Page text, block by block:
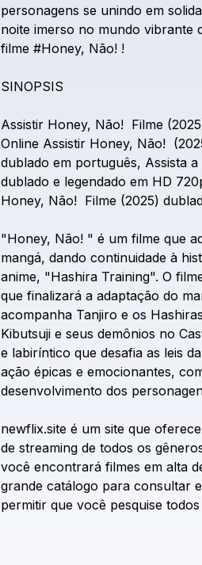
personagens se unindo em
noite imerso no mundo vibrante
filme #Honey, Não! !
SINOPSIS
Assistir Honey, Não! Filme
Online Assistir Honey, Não!
dublado em português, Assista a
dublado e legendado em HD
Honey, Não! Filme (2025)
"Honey, Não! " é um filme que
mangá, dando continuidade à
anime, "Hashira Training". O
que finalizará a adaptação do
acompanha Tanjiro e os Hashiras
Kibutsuji e seus demônios no
e labiríntico que desafia as leis da
ação épicas e emocionantes,
desenvolvimento dos
newflix.site é um site que oferece
de streaming de todos os
você encontrará filmes em alta
grande catálogo para consultar e
permitir que você pesquise todos